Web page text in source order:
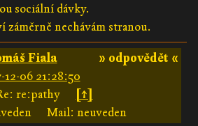
sociální dávky.
záměrně nechávám stranou.
» odpovědět «
Fiala
12-06 21:28:50
re:pathy
[↑]
Mail: neuveden